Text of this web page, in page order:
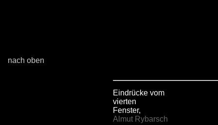
nach oben
Eindrücke vom
vierten
Fenster,
Almut Rybarsch